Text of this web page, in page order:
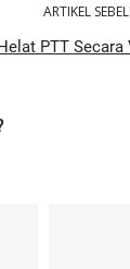
ARTIKEL
PTT Secara